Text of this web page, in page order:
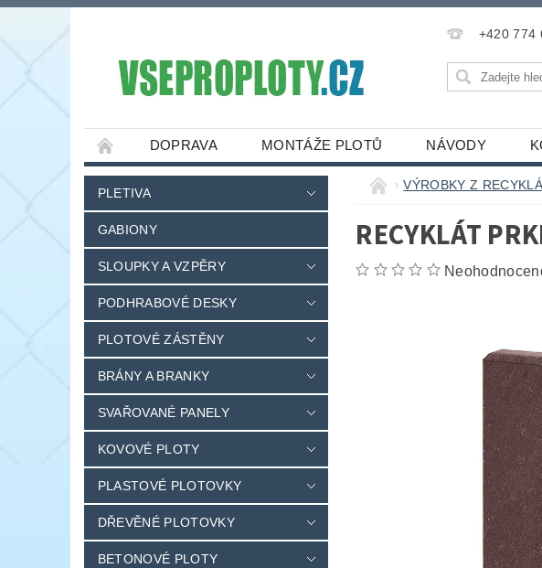
+420 774
DOPRAVA MONTÁŽE PLOTŮ NÁVODY
PLETIVA
GABIONY
SLOUPKY A VZPĚRY
PODHRABOVÉ DESKY
PLOTOVÉ ZÁSTĚNY
BRÁNY A BRANKY
SVAŘOVANÉ PANELY
KOVOVÉ PLOTY
PLASTOVÉ PLOTOVKY
DŘEVĚNÉ PLOTOVKY
BETONOVÉ PLOTY
VÝROBKY Z
RECYKLÁT